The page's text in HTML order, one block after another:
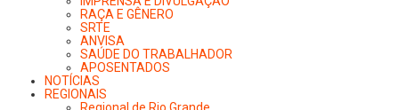
RAÇA E GÊNERO
SRTE
ANVISA
SAÚDE DO TRABALHADOR
APOSENTADOS
NOTÍCIAS
REGIONAIS